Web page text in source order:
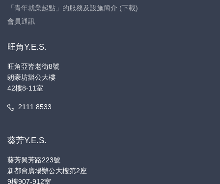
「青年就業起點」的服務及設施簡介 (下載)
會員通訊
旺角Y.E.S.
旺角亞皆老街8號
朗豪坊辦公大樓
42樓8-11室
2111 8533
葵芳Y.E.S.
葵芳興芳路223號
新都會廣場辦公大樓第2座
9樓907-912室